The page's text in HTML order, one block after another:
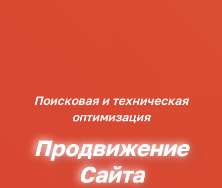
Поисковая и техническая
оптимизация
Продвижение
Сайта